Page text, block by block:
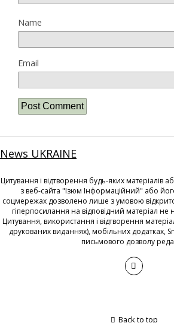
Name
Email
News UKRAINE
Цитування і відтворення будь-яких матеріалів
з веб-сайта "Ізюм Інформаційний" або
соцмережах дозволено лише з умовою
гіперпосилання на відповідний матеріал
Цитування, використання і відтворення
друкованих виданнях), мобільних додатках,
письмового дозволу
Back to top